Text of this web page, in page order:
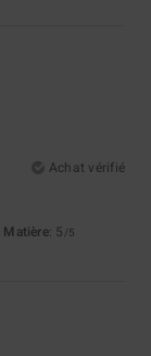
Achat vérifié
Matière: 5 /5